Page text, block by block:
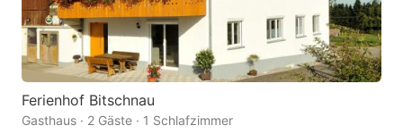
Ferienhof Bitschnau
Gasthaus · 2 Gäste · 1 Schlafzimmer